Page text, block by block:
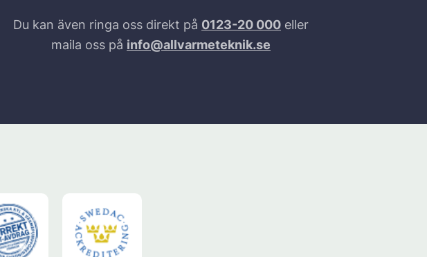
Du kan även ringa oss direkt på 0123-20 000 eller
maila oss på info@allvarmeteknik.se